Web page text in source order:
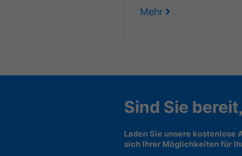
Mehr
Sind Sie
Laden Sie unsere kostenlose
sich Ihrer Möglichkeiten für